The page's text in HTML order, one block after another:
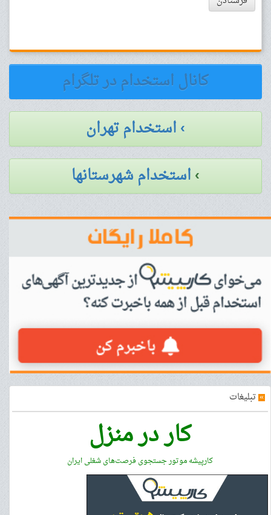
کانال استخدام در تلگرام
› استخدام تهران
›استخدام شهرستانها
» تبلیغات
کار در منزل
کارپیشه موتور جستجوی فرصت‌های شغلی ایران